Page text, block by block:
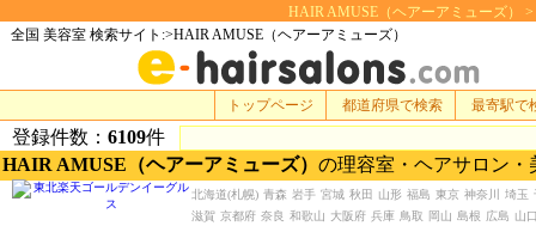
HAIR AMUSE（ヘアーアミューズ）
全国 美容室 検索サイト:>HAIR AMUSE（ヘアーアミューズ）
登録件数： 6109件
HAIR AMUSE（ヘアーアミューズ） の理容室・ヘアサロン
北海道(札幌) 青森 岩手 宮城 秋田 山形 福島 東京 神奈川 埼玉
滋賀 京都府 奈良 和歌山 大阪府 兵庫 鳥取 岡山 島根 広島 山
トップページ 都道府県で検索 最寄駅で